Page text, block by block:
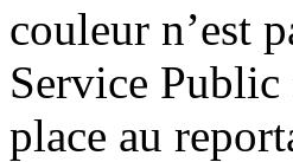
couleur n’est
Service Public
place au